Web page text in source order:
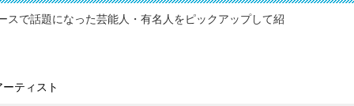
スで話題になった芸能人・有名人をピックアップして紹
ティスト